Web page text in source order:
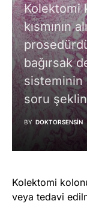
Kolektomi
kısmının
bağırsak
sisteminin
soru
BY DOKTORSENSIN
Kolektomi
veya tedavi